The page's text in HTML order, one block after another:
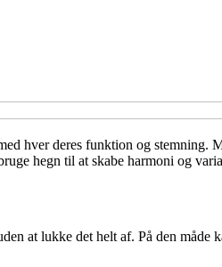
hver deres funktion og stemning.
hegn til at skabe harmoni og
at lukke det helt af. På den måde